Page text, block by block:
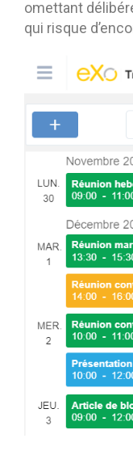
omettant
qui risque